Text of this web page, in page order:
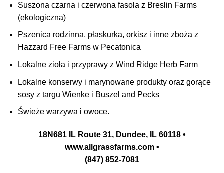
Suszona czarna i czerwona fasola z Breslin Farms
(ekologiczna)
Pszenica rodzinna, płaskurka, orkisz i inne zboża z
Hazzard Free Farms w Pecatonica
Lokalne zioła i przyprawy z Wind Ridge Herb Farm
Lokalne konserwy i marynowane produkty oraz gorące
sosy z targu Wienke i Buszel and Pecks
Świeże warzywa i owoce.
18N681 IL Route 31, Dundee, IL 60118 •
www.allgrassfarms.com •
(847) 852-7081